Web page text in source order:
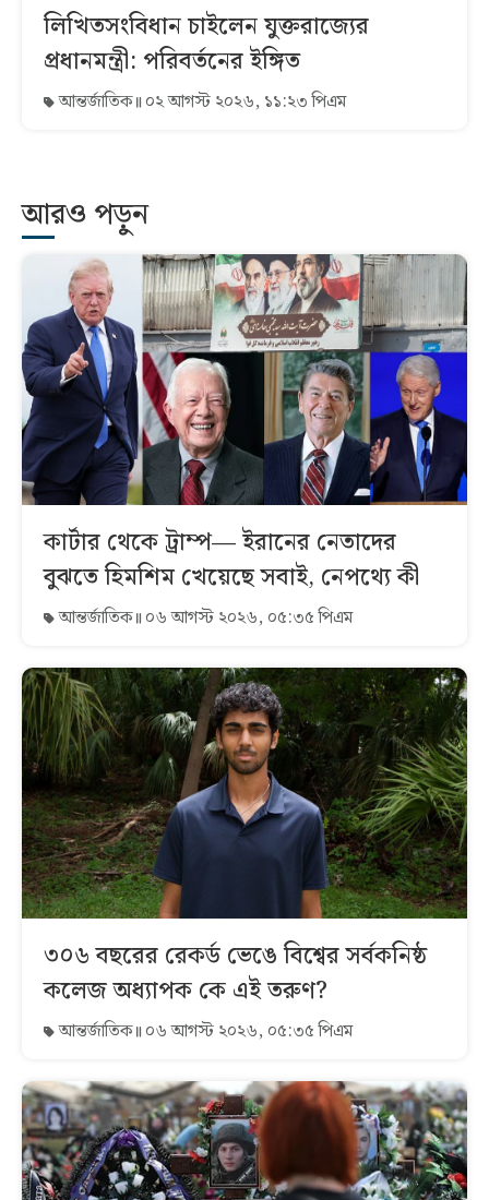
লিখিতসংবিধান চাইলেন যুক্তরাজ্যের
প্রধানমন্ত্রী: পরিবর্তনের ইঙ্গিত
আন্তর্জাতিক ০২ আগস্ট ২০২৬, ১১:২৩ পিএম
আরও পড়ুন
কার্টার থেকে ট্রাম্প— ইরানের নেতাদের
বুঝতে হিমশিম খেয়েছে সবাই, নেপথ্যে কী
আন্তর্জাতিক ০৬ আগস্ট ২০২৬, ০৫:৩৫ পিএম
৩০৬ বছরের রেকর্ড ভেঙে বিশ্বের সর্বকনিষ্ঠ
কলেজ অধ্যাপক কে এই তরুণ?
আন্তর্জাতিক ০৬ আগস্ট ২০২৬, ০৫:৩৫ পিএম